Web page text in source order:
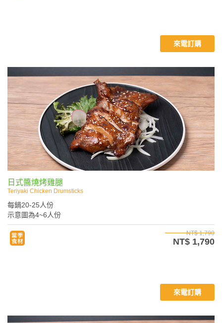
來電訂購
日式醬燒烤雞腿
Teriyaki Chicken Drumsticks
每鍋20-25人份
示意圖為4~6人份
NT$ 1,790
NT$ 1,790
來電訂購